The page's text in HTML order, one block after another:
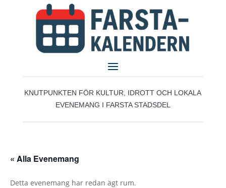
KNUTPUNKTEN FÖR KULTUR, IDROTT OCH LOKALA
EVENEMANG I FARSTA STADSDEL
« Alla Evenemang
Detta evenemang har redan ägt rum.